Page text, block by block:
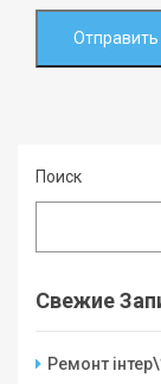
Поиск
Свежие
Ремонт